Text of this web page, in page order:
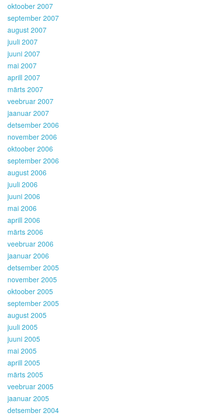
oktoober 2007
september 2007
august 2007
juuli 2007
juuni 2007
mai 2007
aprill 2007
märts 2007
veebruar 2007
jaanuar 2007
detsember 2006
november 2006
oktoober 2006
september 2006
august 2006
juuli 2006
juuni 2006
mai 2006
aprill 2006
märts 2006
veebruar 2006
jaanuar 2006
detsember 2005
november 2005
oktoober 2005
september 2005
august 2005
juuli 2005
juuni 2005
mai 2005
aprill 2005
märts 2005
veebruar 2005
jaanuar 2005
detsember 2004